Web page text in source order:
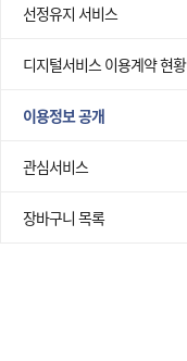
선정유지 서비스
디지털서비스 이용계약 현황
이용정보 공개
관심서비스
장바구니 목록